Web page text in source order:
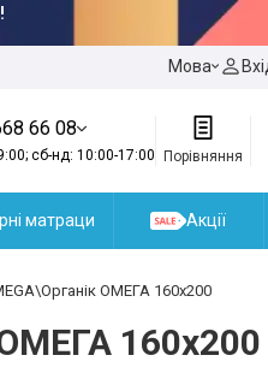
Мова
66 08
сб-нд: 10:00-17:00 Порівняння
матраци Акції
ОМЕГА 160x200
160x200